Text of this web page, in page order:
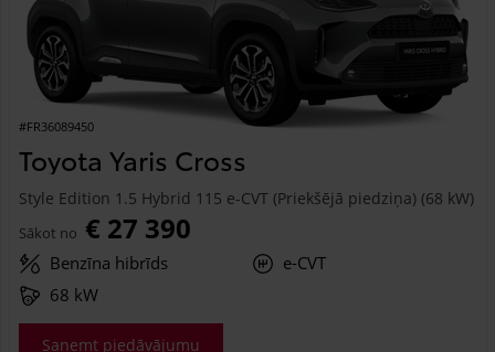
#FR36089450
Toyota Yaris Cross
Style Edition 1.5 Hybrid 115 e-CVT (Priekšējā piedziņa) (68 kW)
Sākot no € 27 390
Benzīna hibrīds
e-CVT
68 kW
Saņemt piedāvājumu